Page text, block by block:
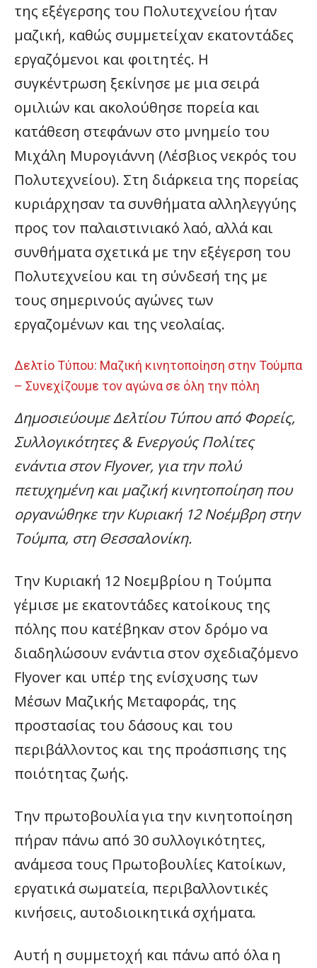
της εξέγερσης του Πολυτεχνείου ήταν
μαζική, καθώς συμμετείχαν εκατοντάδες
εργαζόμενοι και φοιτητές. Η
συγκέντρωση ξεκίνησε με μια σειρά
ομιλιών και ακολούθησε πορεία και
κατάθεση στεφάνων στο μνημείο του
Μιχάλη Μυρογιάννη (Λέσβιος νεκρός του
Πολυτεχνείου). Στη διάρκεια της πορείας
κυριάρχησαν τα συνθήματα αλληλεγγύης
προς τον παλαιστινιακό λαό, αλλά και
συνθήματα σχετικά με την εξέγερση του
Πολυτεχνείου και τη σύνδεσή της με
τους σημερινούς αγώνες των
εργαζομένων και της νεολαίας.
Δελτίο Τύπου: Μαζική κινητοποίηση στην Τούμπα
– Συνεχίζουμε τον αγώνα σε όλη την πόλη
Δημοσιεύουμε Δελτίου Τύπου από Φορείς,
Συλλογικότητες & Ενεργούς Πολίτες
ενάντια στον Flyover, για την πολύ
πετυχημένη και μαζική κινητοποίηση που
οργανώθηκε την Κυριακή 12 Νοέμβρη στην
Τούμπα, στη Θεσσαλονίκη.
Την Κυριακή 12 Νοεμβρίου η Τούμπα
γέμισε με εκατοντάδες κατοίκους της
πόλης που κατέβηκαν στον δρόμο να
διαδηλώσουν ενάντια στον σχεδιαζόμενο
Flyover και υπέρ της ενίσχυσης των
Μέσων Μαζικής Μεταφοράς, της
προστασίας του δάσους και του
περιβάλλοντος και της προάσπισης της
ποιότητας ζωής.
Την πρωτοβουλία για την κινητοποίηση
πήραν πάνω από 30 συλλογικότητες,
ανάμεσα τους Πρωτοβουλίες Κατοίκων,
εργατικά σωματεία, περιβαλλοντικές
κινήσεις, αυτοδιοικητικά σχήματα.
Αυτή η συμμετοχή και πάνω από όλα η